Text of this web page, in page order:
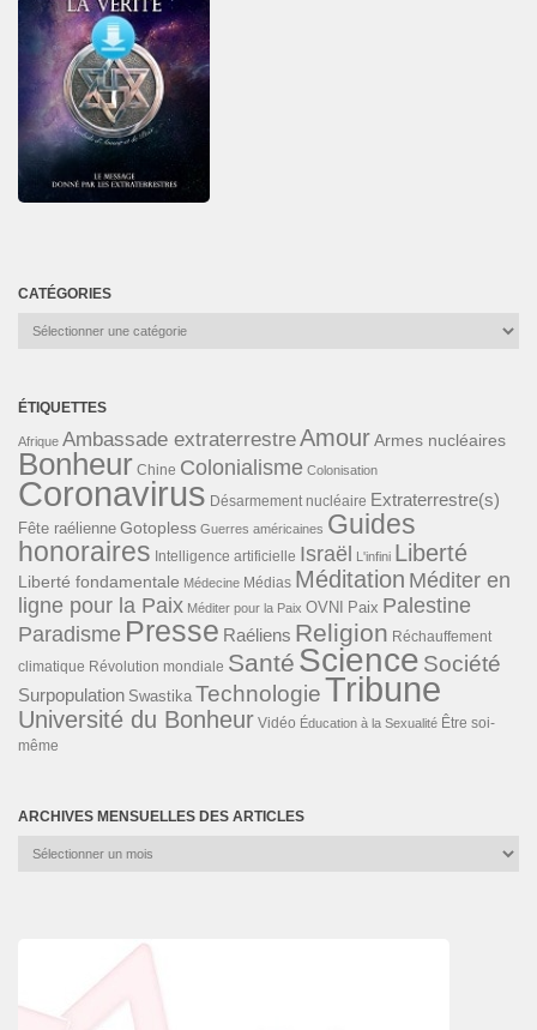
CATÉGORIES
Catégories
ÉTIQUETTES
Afrique Ambassade extraterrestreAmourArmes nucléaires
Bonheur Chine Colonialisme Colonisation
Coronavirus Désarmement nucléaire Extraterrestre(s)
Fête raélienne Gotopless Guerres américaines Guides
honoraires Intelligence artificielle Israël L'infini Liberté
Liberté fondamentale Médecine Médias Méditation Méditer en
ligne pour la Paix Méditer pour la Paix OVNI Paix Palestine
Paradisme Presse Raéliens Religion Réchauffement
climatique Révolution mondiale Santé Science Société
Surpopulation Swastika TechnologieTribune
Université du Bonheur Vidéo Éducation à la Sexualité Être soi-
même
ARCHIVES MENSUELLES DES ARTICLES
Archives